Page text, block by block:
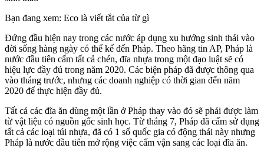
Bạn đang xem: Eco là viết tắt của từ gì
Đứng đầu hiện nay trong các nước áp dụng xu hướng sinh thái vào
đời sống hàng ngày có thể kể đến Pháp. Theo hãng tin AP, Pháp là
nước đầu tiên cấm tất cả chén, đĩa nhựa trong một đạo luật sẽ có
hiệu lực đầy đủ trong năm 2020. Các biện pháp đã được thông qua
vào tháng trước, nhưng các doanh nghiệp có thời gian đến năm
2020 để thực hiện đầy đủ.
Tất cả các đĩa ăn dùng một lần ở Pháp thay vào đó sẽ phải được làm
từ vật liệu có nguồn gốc sinh học. Từ tháng 7, Pháp đã cấm sử dụng
tất cả các loại túi nhựa, đã có 1 số quốc gia có động thái này nhưng
Pháp là nước đầu tiên mở rộng việc cấm vận sang các loại đĩa ăn.